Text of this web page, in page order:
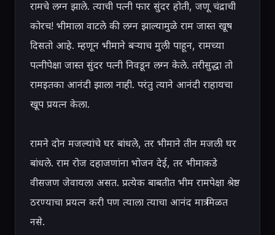
रामचे लग्न झाले. त्याची पत्नी फार सुंदर होती, जणू चंद्राची
कोरच! भीमाला वाटले की लग्न झाल्यामुळे राम जास्त खूष
दिसतो आहे. म्हणून भीमाने बऱ्याच मुली पाहून, रामच्या
पत्नीपेक्षा जास्त सुंदर पत्नी निवडून लग्न केले. तरीसुद्धा तो
रामइतका आनंदी झाला नाही. परंतु त्याने आनंदी राहायचा
खूप प्रयत्न केला.
रामने दोन मजल्यांचे घर बांधले, तर भीमाने तीन मजली घर
बांधले. राम रोज दहाजणांना भोजन देई, तर भीमाकडे
वीसजण जेवायला असत. प्रत्येक बाबतीत भीम रामपेक्षा श्रेष्ठ
ठरण्याचा प्रयत्न करी पण त्याला त्याचा आनंद मात्र मिळत
नसे.